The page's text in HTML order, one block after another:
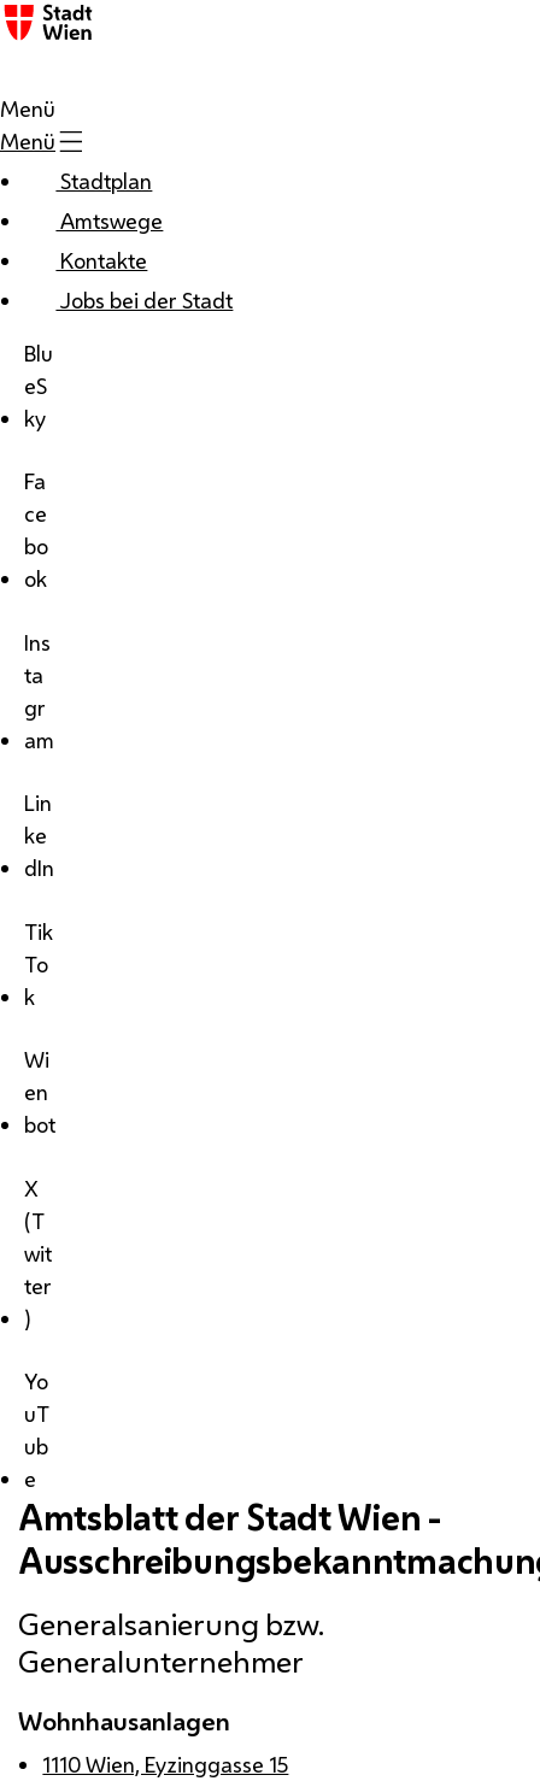
Menü
Menü
Stadtplan
Amtswege
Kontakte
Jobs bei der Stadt
Blu
eS
ky
Fa
ce
bo
ok
Ins
ta
gr
am
Lin
ke
dIn
Tik
To
k
Wi
en
bot
X
(T
wit
ter
)
Yo
uT
ub
e
Amtsblatt der Stadt Wien -
Generalsanierung bzw.
Generalunternehmer
Wohnhausanlagen
1110 Wien, Eyzinggasse 15